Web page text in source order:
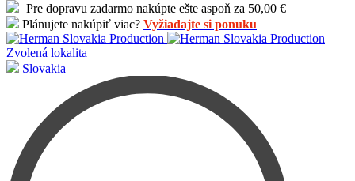
Pre dopravu zadarmo nakúpte ešte aspoň za 50,00 €
Plánujete nakúpiť viac? Vyžiadajte si ponuku
Zvolená lokalita
Slovakia